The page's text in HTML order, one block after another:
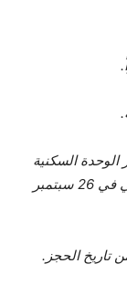
السكنية
الجديدة 20% خلال شهر من تاريخ الحجز تنتهي في 26 سبتمبر